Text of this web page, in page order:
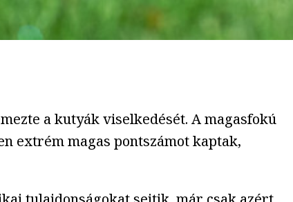
a kutyák viselkedését. A magasfokú
extrém magas pontszámot kaptak,